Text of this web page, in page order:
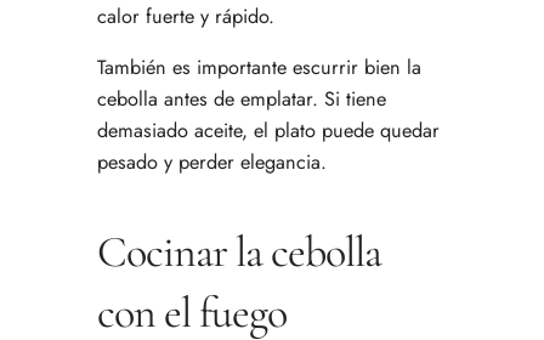
calor fuerte y rápido.
También es importante escurrir bien la
cebolla antes de emplatar. Si tiene
demasiado aceite, el plato puede quedar
pesado y perder elegancia.
Cocinar la cebolla
con el fuego